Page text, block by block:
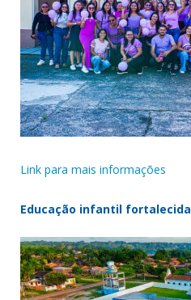
Link para mais informações
Educação infantil fortalecida